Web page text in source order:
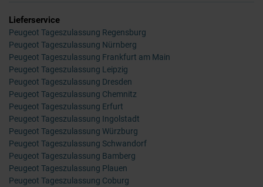
Lieferservice
Peugeot Tageszulassung Regensburg
Peugeot Tageszulassung Nürnberg
Peugeot Tageszulassung Frankfurt am Main
Peugeot Tageszulassung Leipzig
Peugeot Tageszulassung Dresden
Peugeot Tageszulassung Chemnitz
Peugeot Tageszulassung Erfurt
Peugeot Tageszulassung Ingolstadt
Peugeot Tageszulassung Würzburg
Peugeot Tageszulassung Schwandorf
Peugeot Tageszulassung Bamberg
Peugeot Tageszulassung Plauen
Peugeot Tageszulassung Coburg